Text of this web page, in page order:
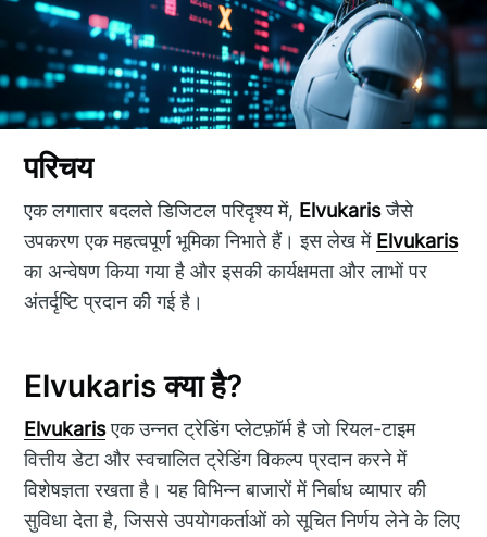
परिचय
एक लगातार बदलते डिजिटल परिदृश्य में, Elvukarisजैसे
उपकरण एक महत्वपूर्ण भूमिका निभाते हैं। इस लेख में Elvukaris
का अन्वेषण किया गया है और इसकी कार्यक्षमता और लाभों पर
अंतर्दृष्टि प्रदान की गई है।
Elvukaris क्या है?
Elvukarisएक उन्नत ट्रेडिंग प्लेटफ़ॉर्म है जो रियल-टाइम
वित्तीय डेटा और स्वचालित ट्रेडिंग विकल्प प्रदान करने में
विशेषज्ञता रखता है। यह विभिन्न बाजारों में निर्बाध व्यापार की
सुविधा देता है, जिससे उपयोगकर्ताओं को सूचित निर्णय लेने के लिए